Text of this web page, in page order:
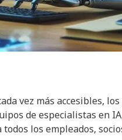
vez más accesibles,
de especialistas en
los empleados,